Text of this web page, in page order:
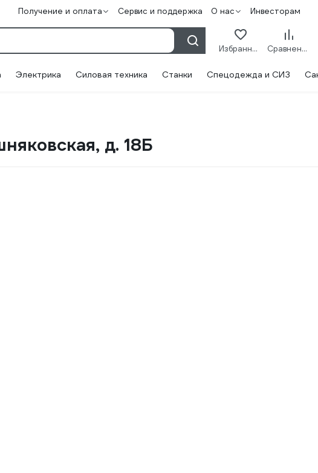
Получение и оплата Сервис и поддержка О нас Инвесторам
Избранное Сравнение
Электрика Силовая техника Станки Спецодежда и СИЗ
д. 18Б